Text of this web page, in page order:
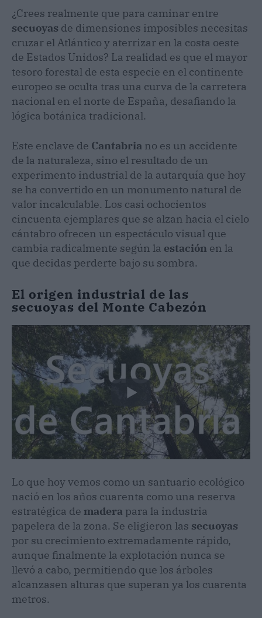
¿Crees realmente que para caminar entre
secuoyas de dimensiones imposibles necesitas
cruzar el Atlántico y aterrizar en la costa oeste
de Estados Unidos? La realidad es que el mayor
tesoro forestal de esta especie en el continente
europeo se oculta tras una curva de la carretera
nacional en el norte de España, desafiando la
lógica botánica tradicional.
Este enclave de Cantabria no es un accidente
de la naturaleza, sino el resultado de un
experimento industrial de la autarquía que hoy
se ha convertido en un monumento natural de
valor incalculable. Los casi ochocientos
cincuenta ejemplares que se alzan hacia el cielo
cántabro ofrecen un espectáculo visual que
cambia radicalmente según la estación en la
que decidas perderte bajo su sombra.
El origen industrial de las
secuoyas del Monte Cabezón
Lo que hoy vemos como un santuario ecológico
nació en los años cuarenta como una reserva
estratégica de madera para la industria
papelera de la zona. Se eligieron las secuoyas
por su crecimiento extremadamente rápido,
aunque finalmente la explotación nunca se
llevó a cabo, permitiendo que los árboles
alcanzasen alturas que superan ya los cuarenta
metros.